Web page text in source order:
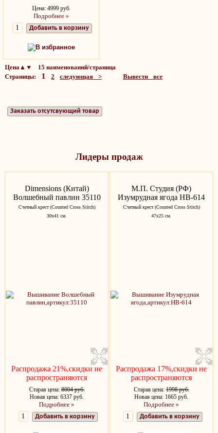
Цена: 4999 руб.
Подробнее »
Добавить в корзину
В избранное
Цена▲▼ 15 наименований/страница
Страницы: 1 2 следующая > Вывести все
Заказать отсутсвующий товар
Лидеры продаж
Dimensions (Китай)
Волшебный павлин 35110
Счетный крест (Counted Cross Stitch)
30x41 см.
Распродажа 21%,скидки не
распространяются
Старая цена:8004 руб.
Новая цена: 6337 руб.
Подробнее »
Добавить в корзину
М.П. Студия (РФ)
Изумрудная ягода НВ-614
Счетный крест (Counted Cross Stitch)
47х25 см.
Распродажа 17%,скидки не
распространяются
Старая цена:1998 руб.
Новая цена: 1665 руб.
Подробнее »
Добавить в корзину